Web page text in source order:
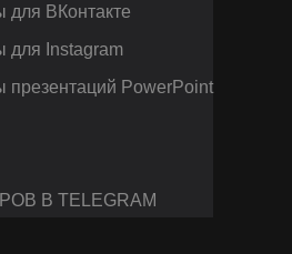
для ВКонтакте
для Instagram
презентаций PowerPoint
В TELEGRAM